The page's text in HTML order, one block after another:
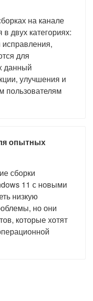
на канале
двух категориях:
для
данный
улучшения и
пользователям
опытных
сборки
11 с новыми
низкую
но они
которые хотят